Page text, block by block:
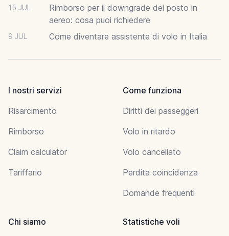
15 JUL
Rimborso per il downgrade del posto in
aereo: cosa puoi richiedere
9 JUL Come diventare assistente di volo in Italia
I nostri servizi
Risarcimento
Rimborso
Claim calculator
Tariffario
Come funziona
Diritti dei passeggeri
Volo in ritardo
Volo cancellato
Perdita coincidenza
Domande frequenti
Chi siamo
Statistiche voli